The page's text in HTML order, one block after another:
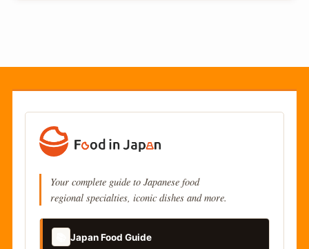
Your complete guide to Japanese food
regional specialties, iconic dishes and more.
Japan Food Guide